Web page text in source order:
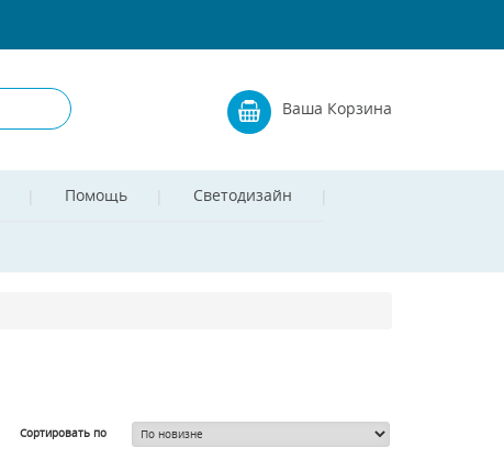
Ваша Корзина
Помощь Светодизайн
Сортировать по